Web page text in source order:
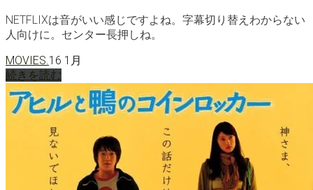
NETFLIXは音がいい感じですよね。字幕切り替えわからない
人向けに。センター長押しね。
MOVIES.16 1月
続きを読む